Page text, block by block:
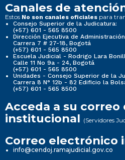
Canales de
Estos No son canales oficiales para
Consejo Superior de la Judicatura:
(+57) 601 - 565 8500
Dirección Ejecutiva de
Carrera 7 # 27-18, Bogotá
(+57) 601 - 565 8500
Escuela Judicial - Rodrigo Lara
Calle 11 No 9a - 24, Bogotá
(+57) 601 - 565 8500
Unidades - Consejo Superior de la
Carrera 8 N° 12b - 82 Edificio la
(+57) 601 - 565 8500
Acceda a su
institucional (Servidores
Correo electrónico
info@cendoj.ramajudicial.gov.co